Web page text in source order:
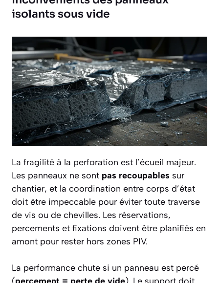
isolants sous vide
La fragilité à la perforation est l’écueil majeur.
Les panneaux ne sont pas recoupables sur
chantier, et la coordination entre corps d’état
doit être impeccable pour éviter toute traverse
de vis ou de chevilles. Les réservations,
percements et fixations doivent être planifiés en
amont pour rester hors zones PIV.
La performance chute si un panneau est percé
(percement = perte de vide). Le support doit